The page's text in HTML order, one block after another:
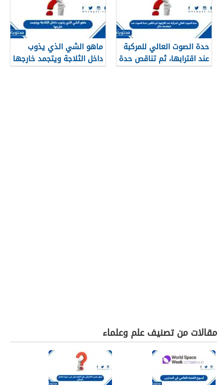
حدة الصوت العالي للمركبة
عند اقترابها، ثم تناقص حدة
الصوت عند ابتعادها، مثال
ماهو الشي الذي يذوب
داخل الثلاجة ويتجمد خارجها
مقالات من تصنيف علم وعلماء